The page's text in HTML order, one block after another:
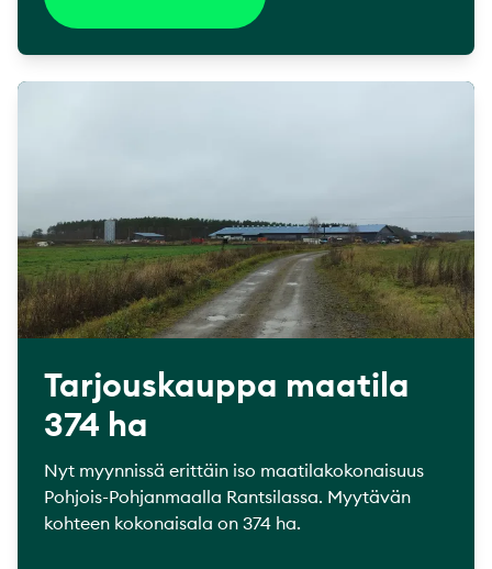
Tarjouskauppa maatila
374 ha
Nyt myynnissä erittäin iso maatilakokonaisuus
Pohjois-Pohjanmaalla Rantsilassa. Myytävän
kohteen kokonaisala on 374 ha.